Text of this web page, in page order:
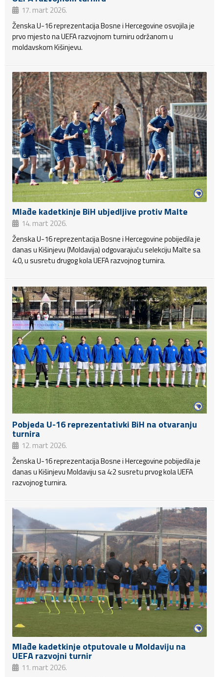
17. mart 2026.
Ženska U-16 reprezentacija Bosne i Hercegovine osvojila je
prvo mjesto na UEFA razvojnom turniru održanom u
moldavskom Kišinjevu.
Mlađe kadetkinje BiH ubjedljive protiv Malte
14. mart 2026.
Ženska U-16 reprezentacija Bosne i Hercegovine pobijedila je
danas u Kišinjevu (Moldavija) odgovarajuću selekciju Malte sa
4:0, u susretu drugog kola UEFA razvojnog turnira.
Pobjeda U-16 reprezentativki BiH na otvaranju
turnira
12. mart 2026.
Ženska U-16 reprezentacija Bosne i Hercegovine pobijedila je
danas u Kišinjevu Moldaviju sa 4:2 susretu prvog kola UEFA
razvojnog turnira.
Mlađe kadetkinje otputovale u Moldaviju na
UEFA razvojni turnir
11. mart 2026.